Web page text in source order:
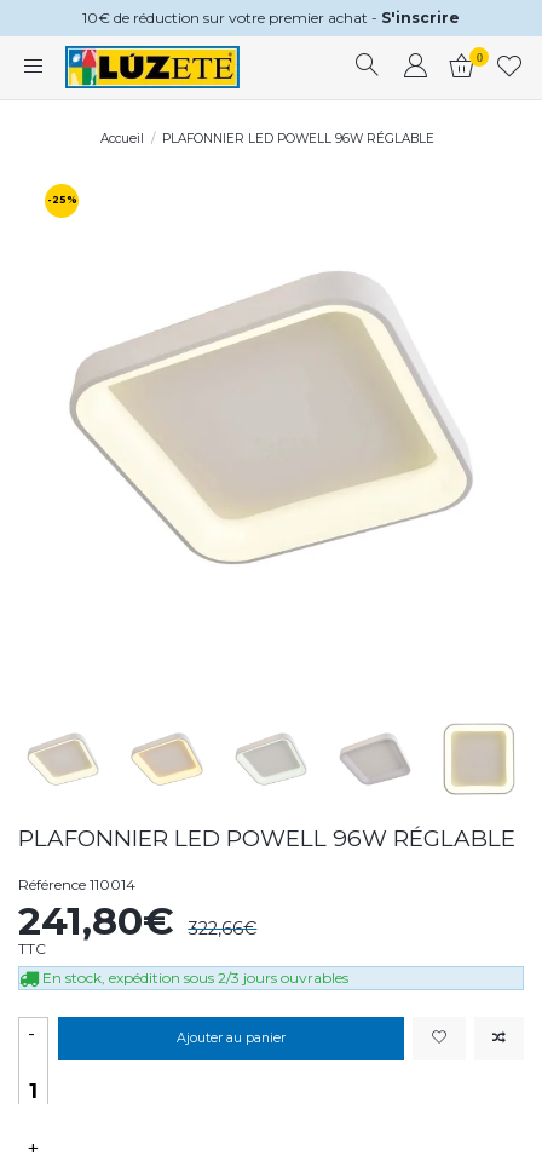
10€ de réduction sur votre premier achat - S'inscrire
0
Accueil PLAFONNIER LED POWELL 96W RÉGLABLE
-25%
PLAFONNIER LED POWELL 96W RÉGLABLE
Référence 110014
241,80€ 322,66€
TTC
En stock, expédition sous 2/3 jours ouvrables
-
+
Ajouter au panier